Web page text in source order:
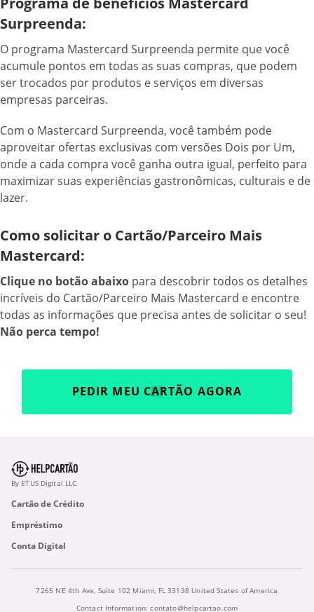
Surpreenda:
O programa Mastercard Surpreenda permite que você
acumule pontos em todas as suas compras, que podem
ser trocados por produtos e serviços em diversas
empresas parceiras.
Com o Mastercard Surpreenda, você também pode
aproveitar ofertas exclusivas com versões Dois por Um,
onde a cada compra você ganha outra igual, perfeito para
maximizar suas experiências gastronômicas, culturais e de
lazer.
Como solicitar o Cartão/Parceiro Mais
Mastercard:
Clique no botão abaixo para descobrir todos os detalhes
incríveis do Cartão/Parceiro Mais Mastercard e encontre
todas as informações que precisa antes de solicitar o seu!
Não perca tempo!
PEDIR MEU CARTÃO AGORA
By ETUS Digital LLC
Cartão de Crédito
Empréstimo
Conta Digital
7265 NE 4th Ave, Suite 102 Miami, FL 33138 United States of America
Contact Information:contato@helpcartao.com